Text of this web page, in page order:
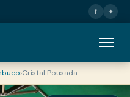
f ✦
›Cristal Pousada